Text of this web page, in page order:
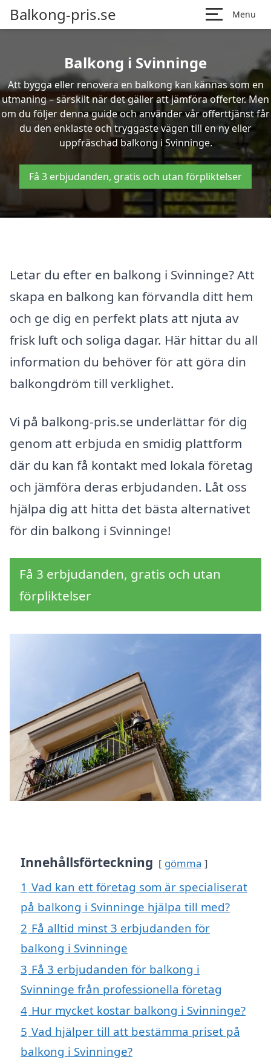
Balkong-pris.se Menu
Balkong i Svinninge
Att bygga eller renovera en balkong kan kännas som en
utmaning – särskilt när det gäller att jämföra offerter. Men
om du följer denna guide och använder vår offerttjänst får
du den enklaste och tryggaste vägen till en ny eller
uppfräschad balkong i Svinninge.
Få 3 erbjudanden, gratis och utan förpliktelser
Letar du efter en balkong i Svinninge? Att
skapa en balkong kan förvandla ditt hem
och ge dig en perfekt plats att njuta av
frisk luft och soliga dagar. Här hittar du all
information du behöver för att göra din
balkongdröm till verklighet.
Vi på balkong-pris.se underlättar för dig
genom att erbjuda en smidig plattform
där du kan få kontakt med lokala företag
och jämföra deras erbjudanden. Låt oss
hjälpa dig att hitta det bästa alternativet
för din balkong i Svinninge!
Få 3 erbjudanden, gratis och utan
förpliktelser
Innehållsförteckning gömma
1 Vad kan ett företag som är specialiserat
på balkong i Svinninge hjälpa till med?
2 Få alltid minst 3 erbjudanden för
balkong i Svinninge
3 Få 3 erbjudanden för balkong i
Svinninge från professionella företag
4 Hur mycket kostar balkong i Svinninge?
5 Vad hjälper till att bestämma priset på
balkong i Svinninge?